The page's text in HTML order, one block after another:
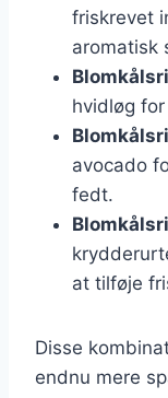
friskrevet
aromatisk
hvidløg
avocado
fedt.
at tilføje
Disse
endnu mere